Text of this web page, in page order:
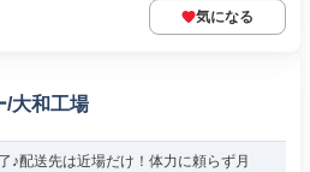
気になる
/大和工場
♪配送先は近場だけ！体力に頼らず月